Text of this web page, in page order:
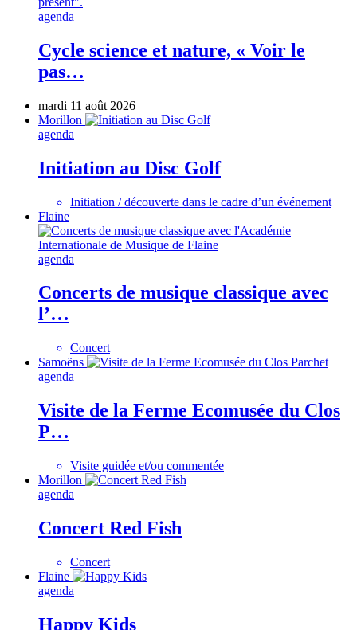
agenda
Cycle science et nature, « Voir le
pas…
mardi 11 août 2026
Morillon
agenda
Initiation au Disc Golf
Initiation / découverte dans le cadre d’un événement
Flaine
agenda
Concerts de musique classique avec
l’…
Concert
Samoëns
agenda
Visite de la Ferme Ecomusée du Clos
P…
Visite guidée et/ou commentée
Morillon
agenda
Concert Red Fish
Concert
Flaine
agenda
Happy Kids